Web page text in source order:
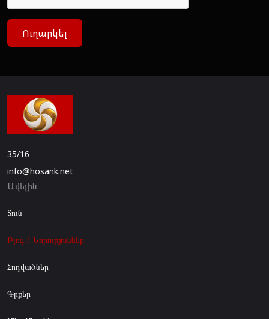
Ուղարկել
35/16
info@hosank.net
Ավելին
Տուն
Բլոգ / Նորություններ
Հոդվածներ
Գրքեր